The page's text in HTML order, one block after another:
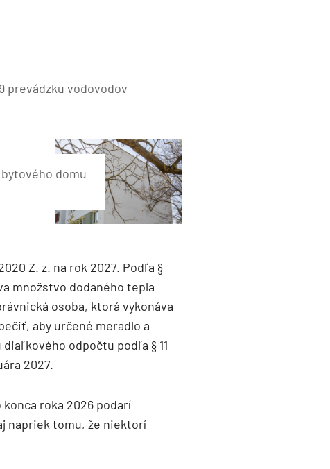
prevádzku vodovodov
domu
Z. z. na rok 2027. Podľa §
množstvo dodaného tepla
osoba, ktorá vykonáva
aby určené meradlo a
odpočtu podľa § 11
2027.
roka 2026 podarí
napriek tomu, že niektorí